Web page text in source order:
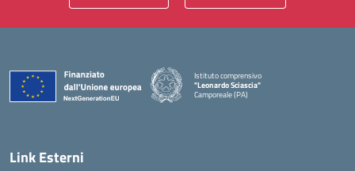
Istituto comprensivo
"Leonardo Sciascia"
Camporeale (PA)
— Visita la pagina iniziale della scuola
Link Esterni